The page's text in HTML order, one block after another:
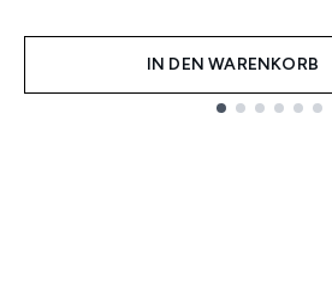
IN DEN WARENKORB